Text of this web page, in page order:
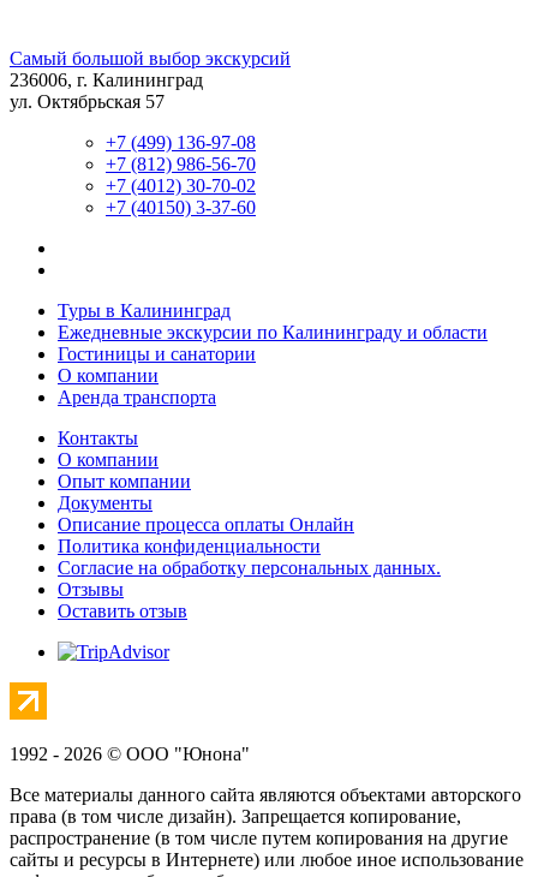
Самый большой выбор экскурсий
236006, г. Калининград
ул. Октябрьская 57
+7 (499) 136-97-08
+7 (812) 986-56-70
+7 (4012) 30-70-02
+7 (40150) 3-37-60
Туры в Калининград
Ежедневные экскурсии по Калининграду и области
Гостиницы и санатории
О компании
Аренда транспорта
Контакты
О компании
Опыт компании
Документы
Описание процесса оплаты Онлайн
Политика конфиденциальности
Согласие на обработку персональных данных.
Отзывы
Оставить отзыв
1992 - 2026 © ООО "Юнона"
Все материалы данного сайта являются объектами авторского
права (в том числе дизайн). Запрещается копирование,
распространение (в том числе путем копирования на другие
сайты и ресурсы в Интернете) или любое иное использование